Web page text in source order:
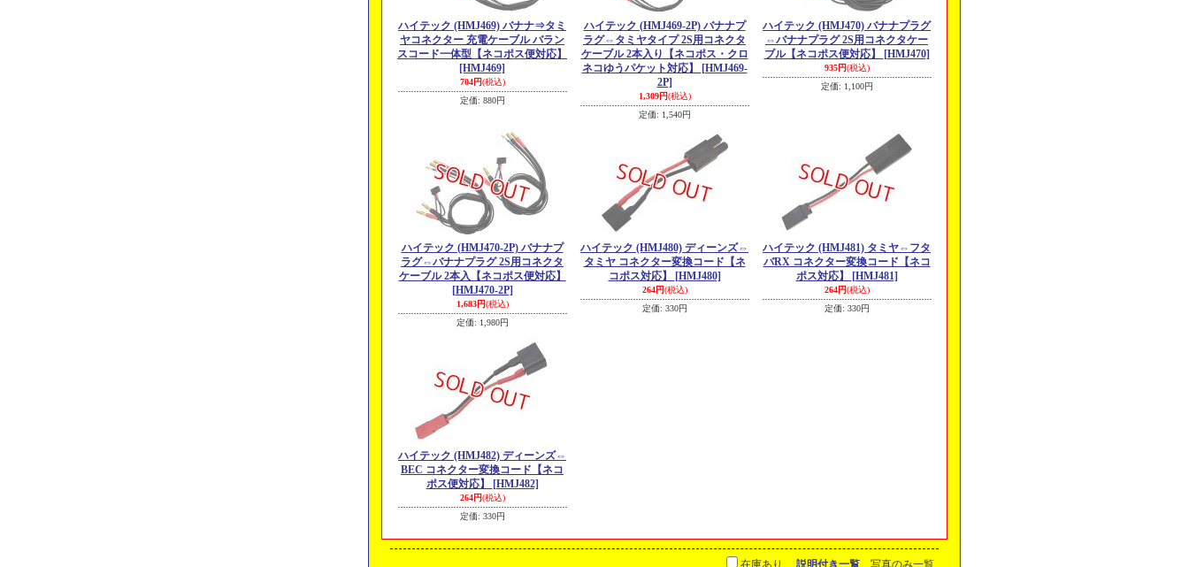
ハイテック (HMJ469) バナナ⇒タミ
ヤコネクター 充電ケーブル バラン
スコード一体型【ネコポス便対応】
[HMJ469]
704円(税込)
定価: 880円
ハイテック (HMJ469-2P) バナナプ
ラグ⇔タミヤタイプ 2S用コネクタ
ケーブル 2本入り【ネコポス・クロ
ネコゆうパケット対応】
[HMJ469-
2P]
1,309円(税込)
定価: 1,540円
ハイテック (HMJ470) バナナプラグ
⇔バナナプラグ 2S用コネクタケー
ブル【ネコポス便対応】
[HMJ470]
935円(税込)
定価: 1,100円
ハイテック (HMJ470-2P) バナナプ
ラグ⇔バナナプラグ 2S用コネクタ
ケーブル 2本入【ネコポス便対応】
[HMJ470-2P]
1,683円(税込)
定価: 1,980円
ハイテック (HMJ480) ディーンズ⇔
タミヤ コネクター変換コード【ネ
コポス対応】
[HMJ480]
264円(税込)
定価: 330円
ハイテック (HMJ481) タミヤ⇔フタ
バRX コネクター変換コード【ネコ
ポス対応】
[HMJ481]
264円(税込)
定価: 330円
ハイテック (HMJ482) ディーンズ⇔
BEC コネクター変換コード【ネコ
ポス便対応】
[HMJ482]
264円(税込)
定価: 330円
在庫あり 説明付き一覧 写真のみ一覧